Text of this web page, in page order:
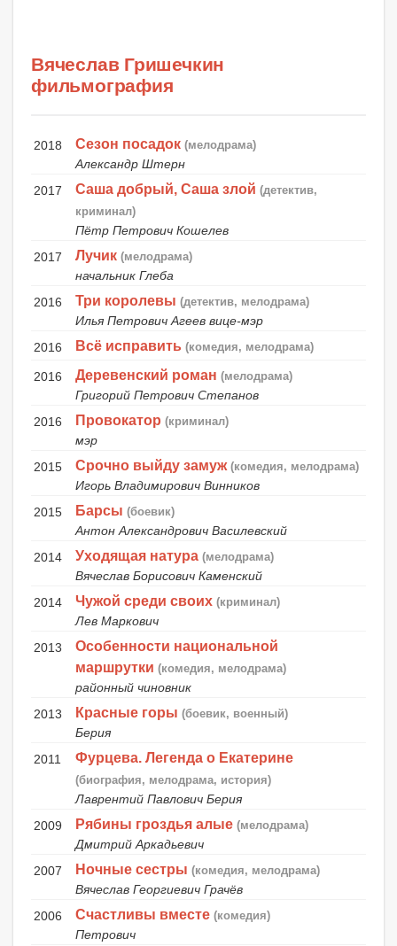
Вячеслав Гришечкин
фильмография
2018 Сезон посадок (мелодрама)
Александр Штерн
2017
Саша добрый, Саша злой (детектив,
криминал)
Пётр Петрович Кошелев
2017
Лучик (мелодрама)
начальник Глеба
2016
Три королевы (детектив, мелодрама)
Илья Петрович Агеев вице-мэр
2016
Всё исправить (комедия, мелодрама)
2016 Деревенский роман (мелодрама)
Григорий Петрович Степанов
2016
Провокатор (криминал)
мэр
2015
Срочно выйду замуж (комедия, мелодрама)
Игорь Владимирович Винников
2015
Барсы (боевик)
Антон Александрович Василевский
2014
Уходящая натура (мелодрама)
Вячеслав Борисович Каменский
2014
Чужой среди своих (криминал)
Лев Маркович
2013
Особенности национальной
маршрутки (комедия, мелодрама)
районный чиновник
2013
Красные горы (боевик, военный)
Берия
2011
Фурцева. Легенда о Екатерине
(биография, мелодрама, история)
Лаврентий Павлович Берия
2009
Рябины гроздья алые (мелодрама)
Дмитрий Аркадьевич
2007
Ночные сестры (комедия, мелодрама)
Вячеслав Георгиевич Грачёв
2006
Счастливы вместе (комедия)
Петрович